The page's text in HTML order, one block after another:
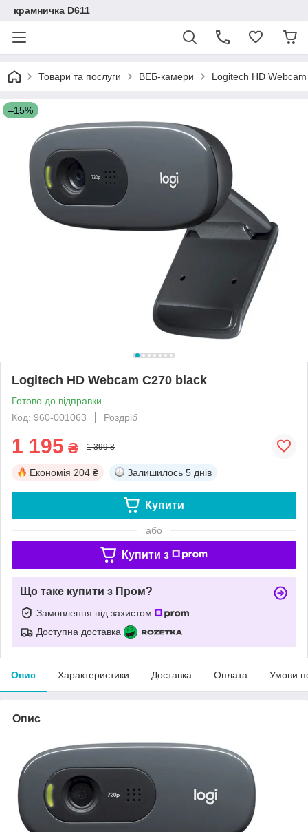
крамничка D611
Товари та послуги ВЕБ-камери Logitech HD
–15%
Logitech HD Webcam C270 black
Готово до відправки
Код: 960-001063
Роздріб
1 195 ₴ 1 399 ₴
Економія 204 ₴ Залишилось 5 днів
Купити
або
Купити з
Що таке купити з Пром?
Замовлення під захистом
Доступна доставка
Опис Характеристики Доставка Оплата Умови
Опис